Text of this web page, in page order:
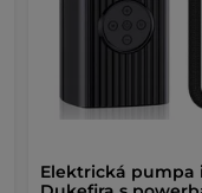
Elektrická pumpa